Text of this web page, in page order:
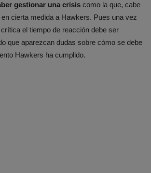
gestionar una crisis como la que, cabe
cierta medida a Hawkers. Pues una vez
el tiempo de reacción debe ser
que aparezcan dudas sobre cómo se debe
Hawkers ha cumplido.